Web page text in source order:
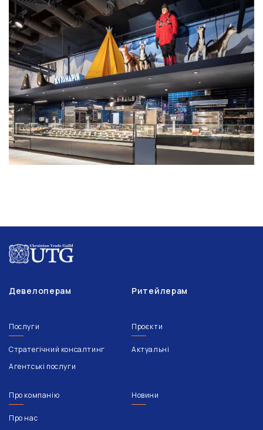
Девелоперам Ритейлерам
Послуги
Стратегічний консалтинг
Агентські послуги
Проєкти
Актуальні
Про компанію
Про нас
Новини